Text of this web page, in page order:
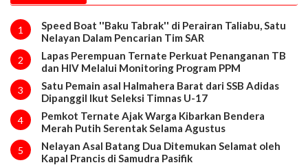
1
Speed Boat ''Baku Tabrak'' di Perairan Taliabu, Satu
Nelayan Dalam Pencarian Tim SAR
2
Lapas Perempuan Ternate Perkuat Penanganan TB
dan HIV Melalui Monitoring Program PPM
3
Satu Pemain asal Halmahera Barat dari SSB Adidas
Dipanggil Ikut Seleksi Timnas U-17
4
Pemkot Ternate Ajak Warga Kibarkan Bendera
Merah Putih Serentak Selama Agustus
5
Nelayan Asal Batang Dua Ditemukan Selamat oleh
Kapal Prancis di Samudra Pasifik